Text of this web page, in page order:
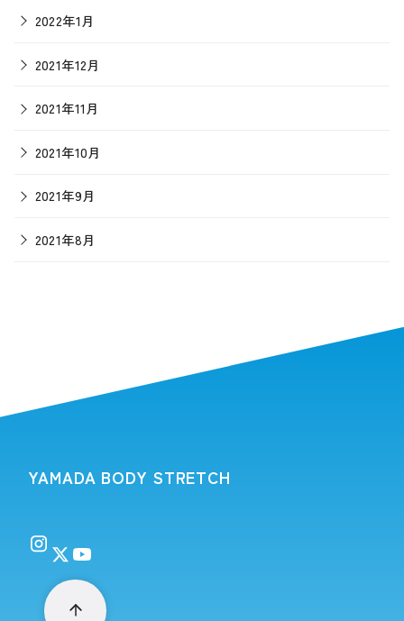
2022年1月
2021年12月
2021年11月
2021年10月
2021年9月
2021年8月
YAMADA BODY STRETCH